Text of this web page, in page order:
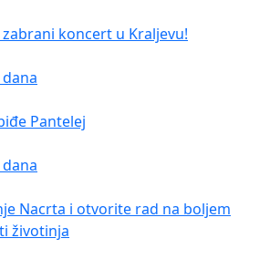
ЗАВРЕДИЛИ ДА ЖИВЕ
НЕМА АЛТЕРНАТИВУ!
„И ЈА ВОЛИМ ВЛАШКУ“, ВЛАШКА,
АЕПА, БЕОГРАД
koncert u Kraljevu!
Pantelej
Nacrta i otvorite rad na boljem
životinja